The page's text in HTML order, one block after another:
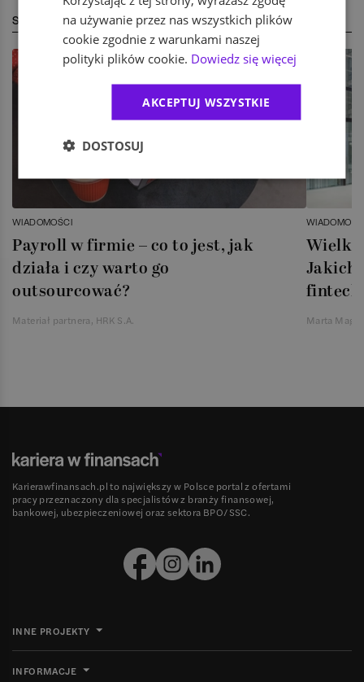
STREFA EKSPERTA
WIADOMOŚCI
Payroll w firmie – co to jest, jak
działa i czy warto go
outsourcować?
Materiał partnera, HRK S.A.
Jakich
Marta
Karierawfinansach.pl to największy w Polsce portal z ofertami
pracy przeznaczony dla specjalistów z branży finansowej,
bankowej, ubezpieczeniowej oraz sektora BPO/SSC.
INNE PROJEKTY
INFORMACJE
na używanie przez nas wszystkich plików
cookie zgodnie z warunkami naszej
polityki plików cookie. Dowiedz się więcej
AKCEPTUJ WSZYSTKIE
DOSTOSUJ